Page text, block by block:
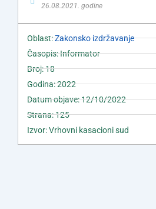
26.08.2021. godine
Oblast:Zakonsko izdržavanje
Časopis: Informator
Broj: 18
Godina: 2022
Datum objave: 12/10/2022
Strana: 125
Izvor: Vrhovni kasacioni sud